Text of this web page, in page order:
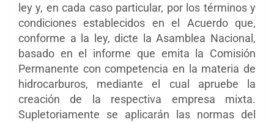
ley y, en cada caso particular, por los términos y
condiciones establecidos en el Acuerdo que,
conforme a la ley, dicte la Asamblea Nacional,
basado en el informe que emita la Comisión
Permanente con competencia en la materia de
hidrocarburos, mediante el cual apruebe la
creación de la respectiva empresa mixta.
Supletoriamente se aplicarán las normas del